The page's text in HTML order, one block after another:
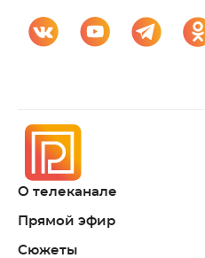
О телеканале
Прямой эфир
Сюжеты